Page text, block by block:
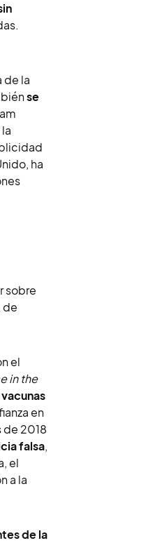
de la
se
ha
sobre
, de
el
in the
en
de 2018
falsa,
el
a la
de la